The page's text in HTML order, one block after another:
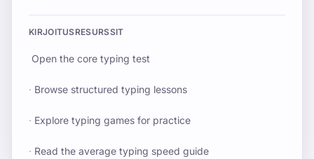
KIRJOITUSRESURSSIT
Open the core typing test
· Browse structured typing lessons
· Explore typing games for practice
· Read the average typing speed guide